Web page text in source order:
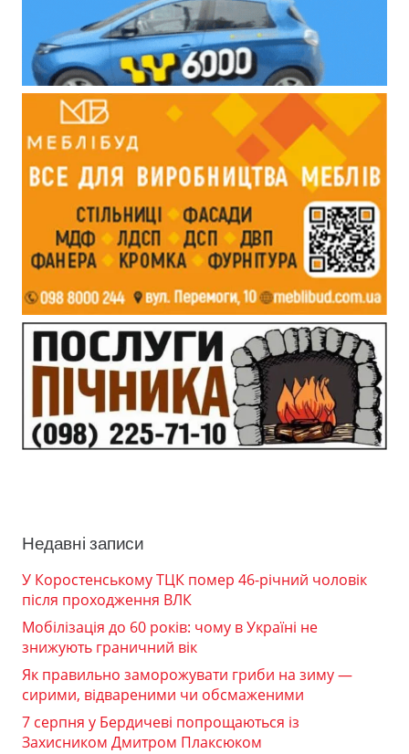
Недавні записи
У Коростенському ТЦК помер 46-річний чоловік
після проходження ВЛК
Мобілізація до 60 років: чому в Україні не
знижують граничний вік
Як правильно заморожувати гриби на зиму —
сирими, відвареними чи обсмаженими
7 серпня у Бердичеві попрощаються із
Захисником Дмитром Плаксюком